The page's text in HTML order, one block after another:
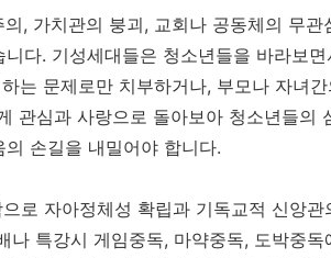
, 가치관의 붕괴, 교회나 공동체의 무관
다. 기성세대들은 청소년들을 바라보
는 문제로만 치부하거나, 부모나 자녀
관심과 사랑으로 돌아보아 청소년들의
손길을 내밀어야 합니다.
로 자아정체성 확립과 기독교적 신앙
특강시 게임중독, 마약중독, 도박중